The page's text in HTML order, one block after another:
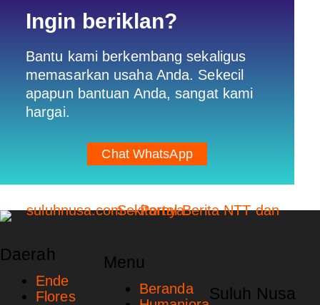
Ingin beriklan?
Bantu kami berkembang sekaligus
memasarkan usaha Anda. Sekecil
apapun bantuan Anda, sangat kami
hargai.
Chat WhatsApp
Daerah
Ende
Flores
Menu
Beranda
Suluh Nusa